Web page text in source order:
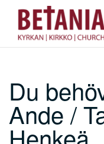
Hoppa
innehåll
Du
Ande /
Henkeä